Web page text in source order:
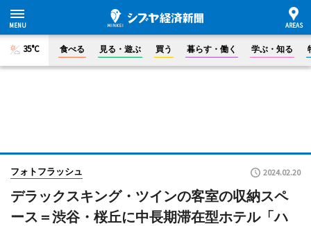
35°C 食べる 見る・遊ぶ 買う 暮らす・働く 学ぶ・知る
フォトフラッシュ 2024.02.20
デラックスキング・ツインの客室の収納スペ
ース＝渋谷・桜丘に中長期滞在型ホテル「ハ